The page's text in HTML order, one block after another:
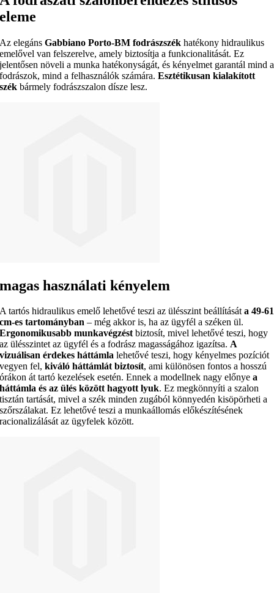
eleme
Az elegánsGabbiano Porto-BM fodrászszék hatékony hidraulikus
emelővel van felszerelve, amely biztosítja a funkcionalitását. Ez
jelentősen növeli a munka hatékonyságát, és kényelmet garantál mind a
fodrászok, mind a felhasználók számára.Esztétikusan kialakított
szék bármely fodrászszalon dísze lesz.
magas használati kényelem
A tartós hidraulikus emelő lehetővé teszi az ülésszint beállításáta 49-61
cm-es tartományban – még akkor is, ha az ügyfél a széken ül.
Ergonomikusabb munkavégzéstbiztosít, mivel lehetővé teszi, hogy
az ülésszintet az ügyfél és a fodrász magasságához igazítsa.A
vizuálisan érdekes háttámla lehetővé teszi, hogy kényelmes pozíciót
vegyen fel,kiváló háttámlát biztosít, ami különösen fontos a hosszú
órákon át tartó kezelések esetén. Ennek a modellnek nagy előnyea
háttámla és az ülés között hagyott lyuk. Ez megkönnyíti a szalon
tisztán tartását, mivel a szék minden zugából könnyedén kisöpörheti a
szőrszálakat. Ez lehetővé teszi a munkaállomás előkészítésének
racionalizálását az ügyfelek között.